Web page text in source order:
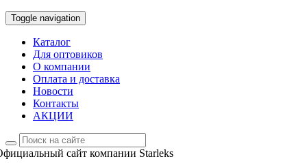
Toggle navigation
Каталог
Для оптовиков
О компании
Оплата и доставка
Новости
Контакты
АКЦИИ
сайт компании Starleks